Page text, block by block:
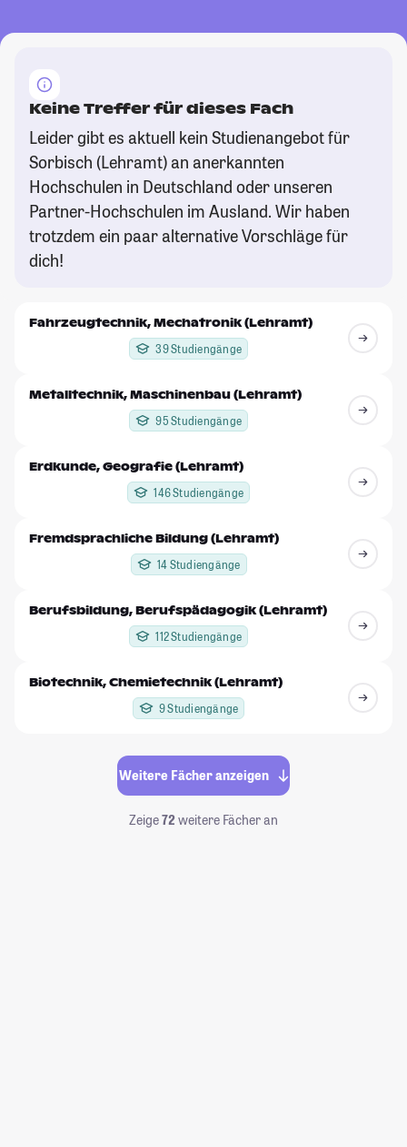
Keine Treffer für dieses Fach
Leider gibt es aktuell kein Studienangebot für
Sorbisch (Lehramt) an anerkannten
Hochschulen in Deutschland oder unseren
Partner-Hochschulen im Ausland. Wir haben
trotzdem ein paar alternative Vorschläge für
dich!
Fahrzeugtechnik, Mechatronik (Lehramt)
39 Studiengänge
Metalltechnik, Maschinenbau (Lehramt)
95 Studiengänge
Erdkunde, Geografie (Lehramt)
146 Studiengänge
Fremdsprachliche Bildung (Lehramt)
14 Studiengänge
Berufsbildung, Berufspädagogik (Lehramt)
112 Studiengänge
Biotechnik, Chemietechnik (Lehramt)
9 Studiengänge
Weitere Fächer anzeigen
Zeige72weitere Fächer an